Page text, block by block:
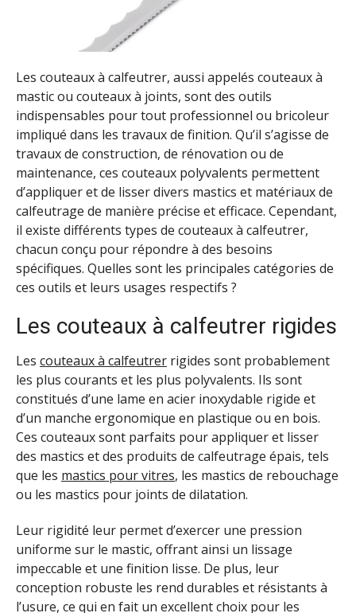
Les couteaux à calfeutrer, aussi appelés couteaux à
mastic ou couteaux à joints, sont des outils
indispensables pour tout professionnel ou bricoleur
impliqué dans les travaux de finition. Qu’il s’agisse de
travaux de construction, de rénovation ou de
maintenance, ces couteaux polyvalents permettent
d’appliquer et de lisser divers mastics et matériaux de
calfeutrage de manière précise et efficace. Cependant,
il existe différents types de couteaux à calfeutrer,
chacun conçu pour répondre à des besoins
spécifiques. Quelles sont les principales catégories de
ces outils et leurs usages respectifs ?
Les couteaux à calfeutrer rigides
Les couteaux à calfeutrer rigides sont probablement
les plus courants et les plus polyvalents. Ils sont
constitués d’une lame en acier inoxydable rigide et
d’un manche ergonomique en plastique ou en bois.
Ces couteaux sont parfaits pour appliquer et lisser
des mastics et des produits de calfeutrage épais, tels
que les mastics pour vitres, les mastics de rebouchage
ou les mastics pour joints de dilatation.
Leur rigidité leur permet d’exercer une pression
uniforme sur le mastic, offrant ainsi un lissage
impeccable et une finition lisse. De plus, leur
conception robuste les rend durables et résistants à
l’usure, ce qui en fait un excellent choix pour les